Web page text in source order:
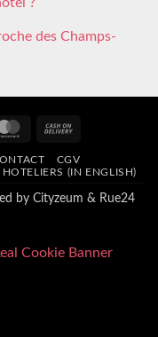
?
des Champs-
MasterCard
Delivery
CGV
HOTELIERS (IN ENGLISH)
by Cityzeum & Rue24
Cookie Banner